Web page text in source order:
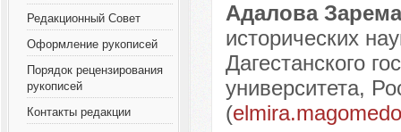
Редакционный Совет
Оформление рукописей
Порядок рецензирования
рукописей
Контакты редакции
Адалова
исторических
Дагестанского
университета,
(